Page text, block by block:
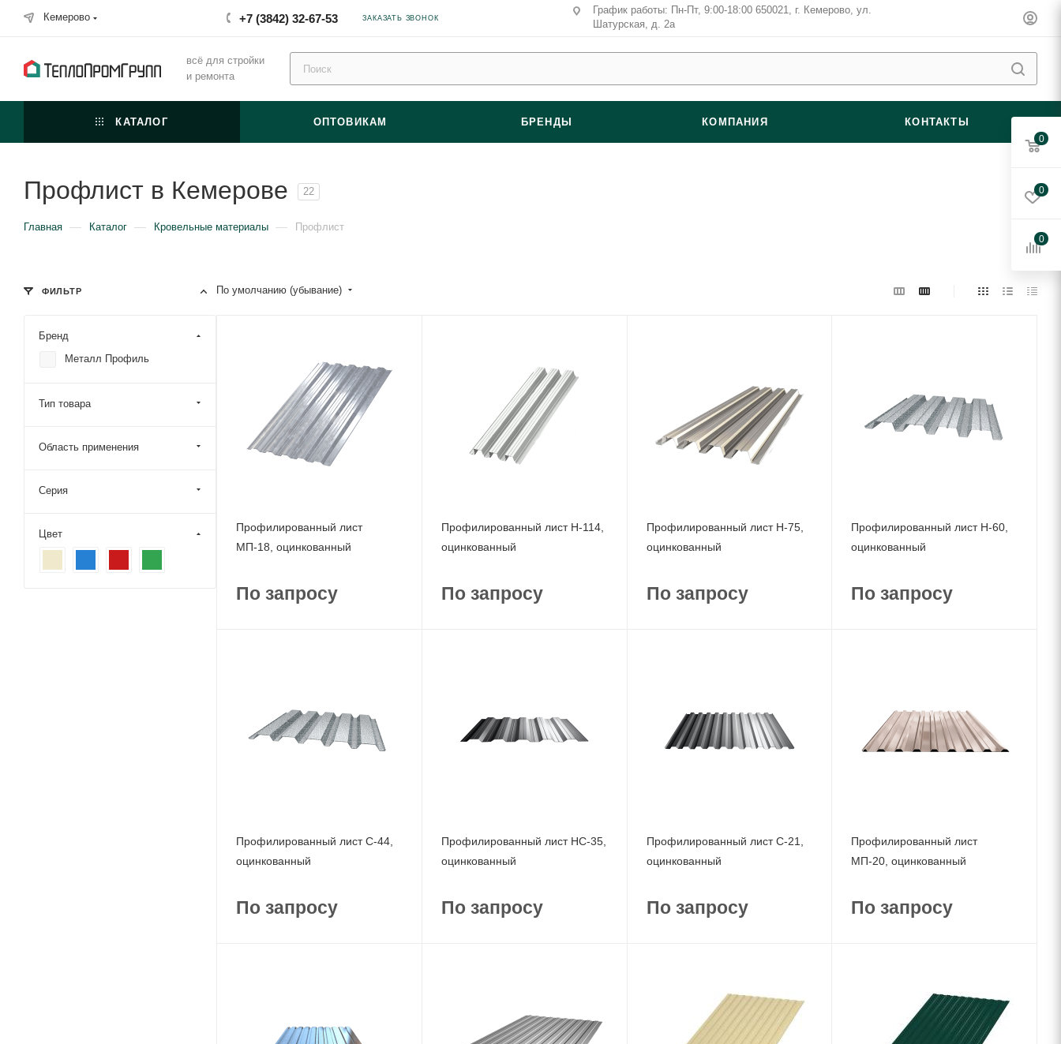
Кемерово +7 (3842) 32-67-53 ЗАКАЗАТЬ ЗВОНОК
График работы: Пн-Пт, 9:00-18:00 650021, г. Кемерово, ул. ​
Шатурская, д. 2а
всё для стройки
и ремонта
КАТАЛОГ ОПТОВИКАМ БРЕНДЫ КОМПАНИЯ КОНТАКТЫ
Профлист в Кемерове 22
Главная — Каталог — Кровельные материалы — Профлист
По умолчанию (убывание)
Профилированный лист
МП-18, оцинкованный
По запросу
Профилированный лист Н-114,
оцинкованный
По запросу
Профилированный лист Н-75,
оцинкованный
По запросу
Профилированный лист Н-60,
оцинкованный
По запросу
Профилированный лист С-44,
оцинкованный
По запросу
Профилированный лист НС-35,
оцинкованный
По запросу
Профилированный лист С-21,
оцинкованный
По запросу
Профилированный лист
МП-20, оцинкованный
По запросу
ФИЛЬТР
Бренд
Металл Профиль
Тип товара
Область применения
Серия
Цвет
0
0
0